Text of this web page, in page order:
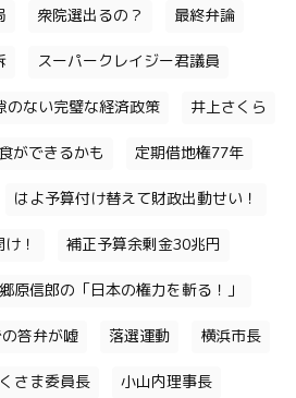
衆院選出るの？ 最終弁論
スーパークレイジー君議員
のない完璧な経済政策 井上さくら
ができるかも 定期借地権77年
はよ予算付け替えて財政出動せい！
！ 補正予算余剰金30兆円
郷原信郎の「日本の権力を斬る！」
答弁が嘘 落選運動 横浜市長
くさま委員長 小山内理事長